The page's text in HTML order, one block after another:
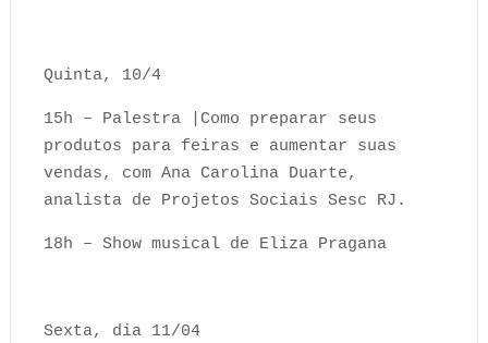
Quinta, 10/4
15h – Palestra |Como preparar seus
produtos para feiras e aumentar suas
vendas, com Ana Carolina Duarte,
analista de Projetos Sociais Sesc RJ.
18h – Show musical de Eliza Pragana
Sexta, dia 11/04